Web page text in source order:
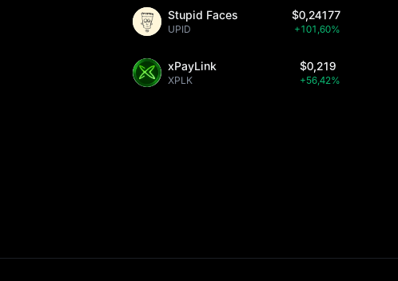
Stupid Faces
UPID
$0,24177
+101,60%
xPayLink
XPLK
$0,219
+56,42%